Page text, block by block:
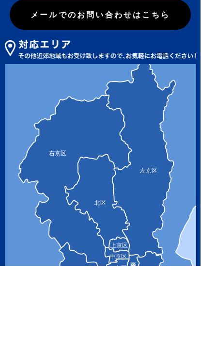
メールでのお問い合わせはこちら
右京区
左京区
北区
上京区
中京区
下京区